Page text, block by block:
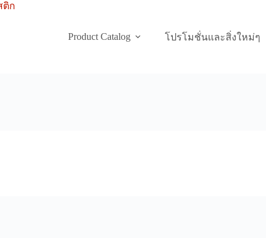
Product Catalog
โปรโมชั่นและสิ่งใหม่ๆ